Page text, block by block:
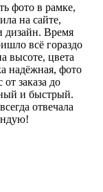
фото в рамке,
на сайте,
дизайн. Время
всё гораздо
высоте, цвета
надёжная, фото
заказа до
и быстрый.
отвечала